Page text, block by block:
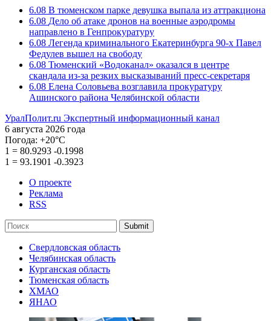
6.08 В тюменском парке девушка выпала из аттракциона
6.08 Дело об атаке дронов на военные аэродромы
направлено в Генпрокуратуру
6.08 Легенда криминального Екатеринбурга 90-х Павел
Федулев вышел на свободу
6.08 Тюменский «Водоканал» оказался в центре
скандала из-за резких высказываний пресс-секретаря
6.08 Елена Соловьева возглавила прокуратуру
Ашинского района Челябинской области
УралПолит.ru Экспертный информационный канал
6 августа 2026 года
Погода: +20°С
1 = 80.9293 -0.1998
1 = 93.1901 -0.3923
О проекте
Реклама
RSS
Submit
Свердловская область
Челябинская область
Курганская область
Тюменская область
ХМАО
ЯНАО